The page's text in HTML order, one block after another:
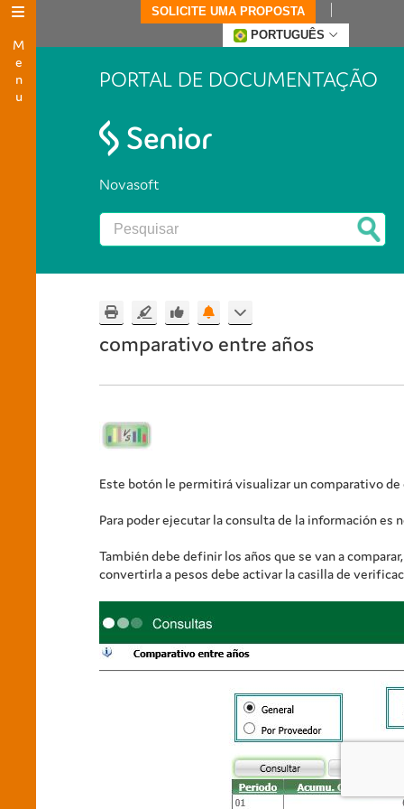
Menu
SOLICITE UMA PROPOSTA
PORTUGUÊS
PORTAL DE DOCUMENTAÇÃO
Novasoft
comparativo entre años
Este botón le permitirá visualizar un comparativo
Para poder ejecutar la consulta de la información es
También debe definir los años que se van a
convertirla a pesos debe activar la casilla de